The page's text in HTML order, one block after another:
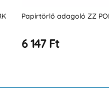
Törölközőtartó ZZ JET
6 147 Ft